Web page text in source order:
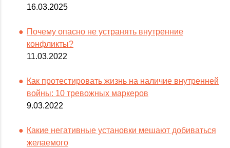
16.03.2025
Почему опасно не устранять внутренние
конфликты?
11.03.2022
Как протестировать жизнь на наличие внутренней
войны: 10 тревожных маркеров
9.03.2022
Какие негативные установки мешают добиваться
желаемого